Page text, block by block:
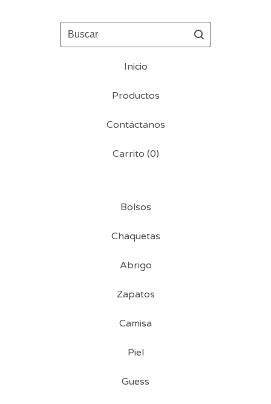
Buscar
Inicio
Productos
Contáctanos
Carrito (0)
Bolsos
Chaquetas
Abrigo
Zapatos
Camisa
Piel
Guess